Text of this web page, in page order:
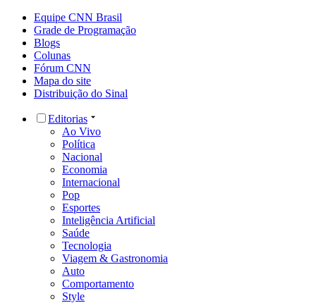
Equipe CNN Brasil
Grade de Programação
Blogs
Colunas
Fórum CNN
Mapa do site
Distribuição do Sinal
Editorias
Ao Vivo
Política
Nacional
Economia
Internacional
Pop
Esportes
Inteligência Artificial
Saúde
Tecnologia
Viagem & Gastronomia
Auto
Comportamento
Style